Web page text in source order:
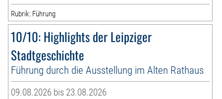
Rubrik: Führung
10/10: Highlights der Leipziger
Stadtgeschichte
Führung durch die Ausstellung im Alten Rathaus
09.08.2026 bis 23.08.2026